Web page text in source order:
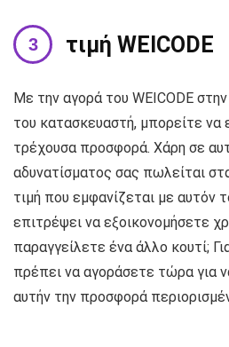
τιμή WEICODE
Με την αγορά του WEICODE
του κατασκευαστή, μπορείτε
τρέχουσα προσφορά. Χάρη σε
αδυνατίσματος σας πωλείται
τιμή που εμφανίζεται με αυτόν
επιτρέψει να εξοικονομήσετε
παραγγείλετε ένα άλλο κουτί;
πρέπει να αγοράσετε τώρα για
αυτήν την προσφορά